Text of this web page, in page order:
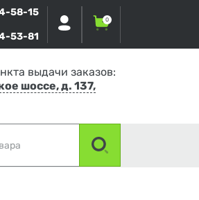
58-15
53-81
0
выдачи заказов:
шоссе, д. 137,